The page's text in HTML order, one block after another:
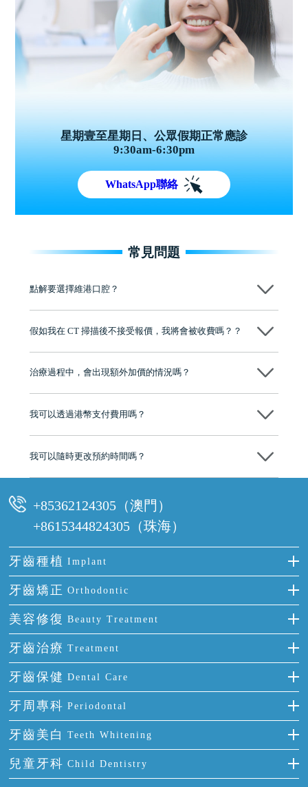
星期壹至星期日、公眾假期正常應診
9:30am-6:30pm
WhatsApp聯絡
常見問題
點解要選擇維港口腔？
牌」、「2025香港企業領袖品牌」，是諾貝爾種植系統全球放心植牙中
至今已服務超過三十個國家和地區的顧客，受到粵港澳大灣區及周邊城
市市民極高的口碑評價及信任推薦 珠海、深圳設有八大分院，香港亦設
有咨詢及服務保障中心，有任何問題都可以隨時預約免費咨詢，讓人十
假如我在 CT 掃描後不接受報價，我將會被收費嗎？？
治療過程中，會出現額外加價的情況嗎？
我可以透過港幣支付費用嗎？
我可以隨時更改預約時間嗎？
+85362124305（澳門）
+8615344824305（珠海）
牙齒種植 Implant
種牙
單顆牙缺失
門牙缺失
多顆牙缺失
半口缺失
全口缺失
牙齒矯正 Orthodontic
隱形箍牙
前牙反頜
牙齒擁擠
牙齒前突
牙齒稀疏
美容修復 Beauty Treatment
全瓷牙
烤瓷牙
氟斑牙
四環素牙
活動假牙
牙貼面
牙齒治療 Treatment
補牙
智齒
根管治療
拔牙
牙痛
牙齒保健 Dental Care
正確刷牙
全國愛牙日
預防牙病
牙科通識
牙周專科 Periodontal
牙周炎
牙齦出血
牙齦炎
牙齒美白 Teeth Whitening
冷光美白
兒童牙科 Child Dentistry